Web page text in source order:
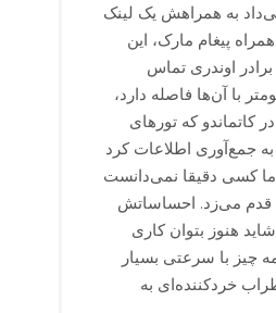
به همراهش یک لینک
پیغام مارک، این
برادر اوندری تماس
با آن‌ها فاصله دارد،
که تورهای
جمع‌آوری اطلاعات کرد
اما کسی دقیقا نمی‌دانست
قدم می‌زد. احساساتش
هنوز بتوان کاری
چیز با سرعتی بسیار
خردکننده‌ای به